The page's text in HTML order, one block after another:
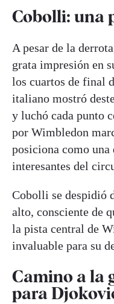
Cobolli: una
A pesar de la
grata impresión en
los cuartos de final
italiano mostró
y luchó cada punto
por Wimbledon
posiciona como una
interesantes del
Cobolli se despidió
alto, consciente de
la pista central de
invaluable para su
Camino a la
para